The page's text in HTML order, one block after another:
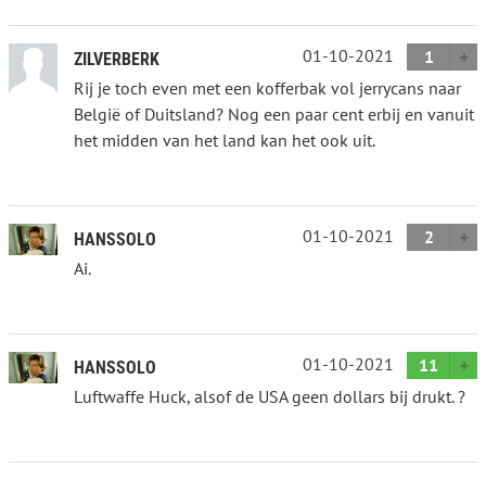
ZILVERBERK 01-10-2021
1
Rij je toch even met een kofferbak vol jerrycans naar
België of Duitsland? Nog een paar cent erbij en vanuit
het midden van het land kan het ook uit.
HANSSOLO 01-10-2021
2
Ai.
HANSSOLO 01-10-2021
11
Luftwaffe Huck, alsof de USA geen dollars bij drukt. ?